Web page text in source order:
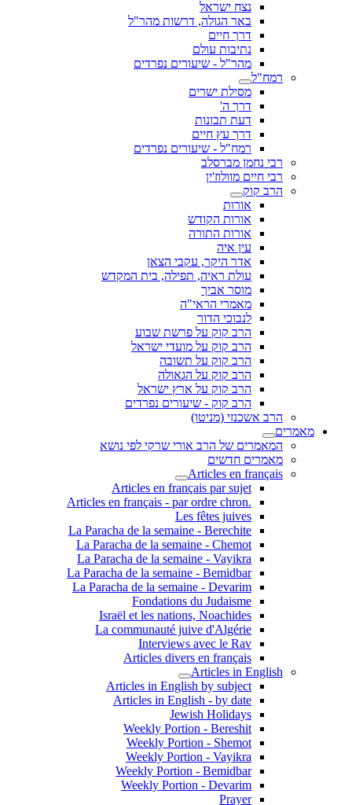
נצח ישראל
באר הגולה, דרשות מהר"ל
דרך חיים
נתיבות עולם
מהר"ל - שיעורים נפרדים
רמח"ל
מסילת ישרים
דרך ה'
דעת תבונות
דרך עץ חיים
רמח"ל - שיעורים נפרדים
רבי נחמן מברסלב
רבי חיים מוולוז'ין
הרב קוק
אורות
אורות הקודש
אורות התורה
עין איה
אדר היקר, עקבי הצאן
עולת ראיה, תפילה, בית המקדש
מוסר אביך
מאמרי הראי"ה
לנבוכי הדור
הרב קוק על פרשת שבוע
הרב קוק על מועדי ישראל
הרב קוק על תשובה
הרב קוק על הגאולה
הרב קוק על ארץ ישראל
הרב קוק - שיעורים נפרדים
הרב אשכנזי (מניטו)
מאמרים
המאמרים של הרב אורי שרקי לפי נושא
מאמרים חדשים
Articles en français
Articles en français par sujet
.Articles en français - par ordre chron
Les fêtes juives
La Paracha de la semaine - Berechite
La Paracha de la semaine - Chemot
La Paracha de la semaine - Vayikra
La Paracha de la semaine - Bemidbar
La Paracha de la semaine - Devarim
Fondations du Judaisme
Israël et les nations, Noachides
La communauté juive d'Algérie
Interviews avec le Rav
Articles divers en français
Articles in English
Articles in English by subject
Articles in English - by date
Jewish Holidays
Weekly Portion - Bereshit
Weekly Portion - Shemot
Weekly Portion - Vayikra
Weekly Portion - Bemidbar
Weekly Portion - Devarim
Prayer